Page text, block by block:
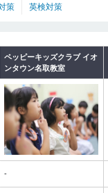
策
英検対策
ペッピーキッズクラブ イオ
ンタウン名取教室
-